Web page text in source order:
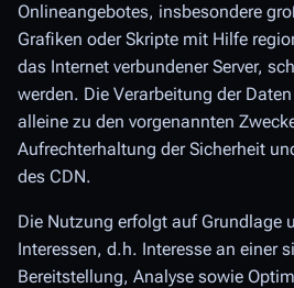
Onlineangebotes, insbesondere
Grafiken oder Skripte mit Hilfe
das Internet verbundener Server,
werden. Die Verarbeitung der
alleine zu den vorgenannten
Aufrechterhaltung der Sicherheit
des CDN.
Die Nutzung erfolgt auf Grundlage
Interessen, d.h. Interesse an einer
Bereitstellung, Analyse sowie